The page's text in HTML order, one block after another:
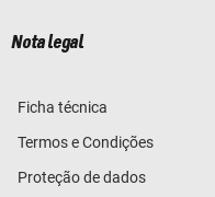
Nota legal
Ficha técnica
Termos e Condições
Proteção de dados